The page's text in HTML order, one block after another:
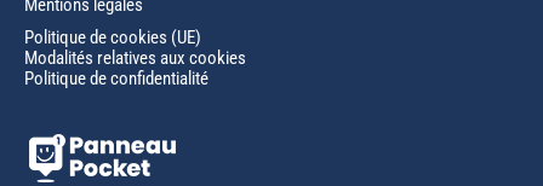
Mentions légales
Politique de cookies (UE)
Modalités relatives aux cookies
Politique de confidentialité